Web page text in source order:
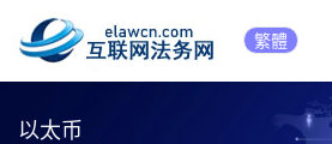
繁體
以太币